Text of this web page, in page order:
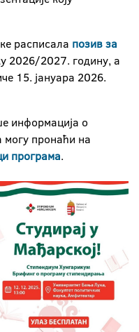
расписала позив за
2026/2027. годину, а
15. јануара 2026.
информација о
пронаћи на
програма.